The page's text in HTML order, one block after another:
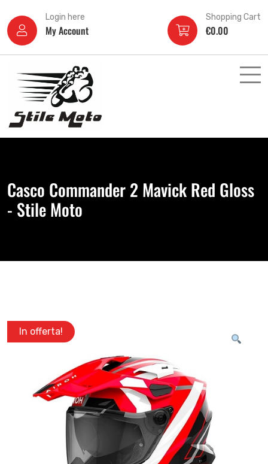
Login here
My Account
Shopping Cart
€0.00
Casco Commander 2 Mavick Red Gloss
- Stile Moto
In offerta!